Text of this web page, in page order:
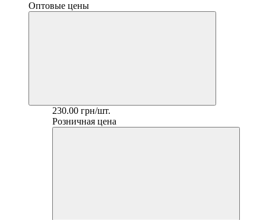
Оптовые цены
230.00 грн/шт.
Розничная цена